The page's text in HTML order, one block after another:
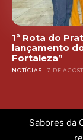
1ª Rota do
lançamento
Fortaleza”
NOTÍCIAS 7 DE
Sabores da